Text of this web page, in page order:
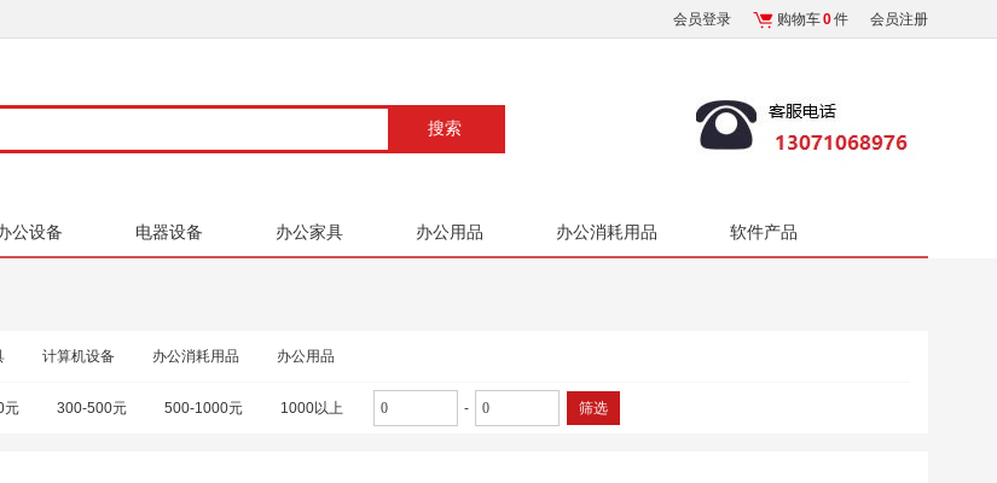
会员登录 购物车0件 会员注册
公设备 电器设备 办公家具 办公用品 办公消耗用品 软件产品
计算机设备 办公消耗用品 办公用品
元 300-500元 500-1000元 1000以上 - 筛选